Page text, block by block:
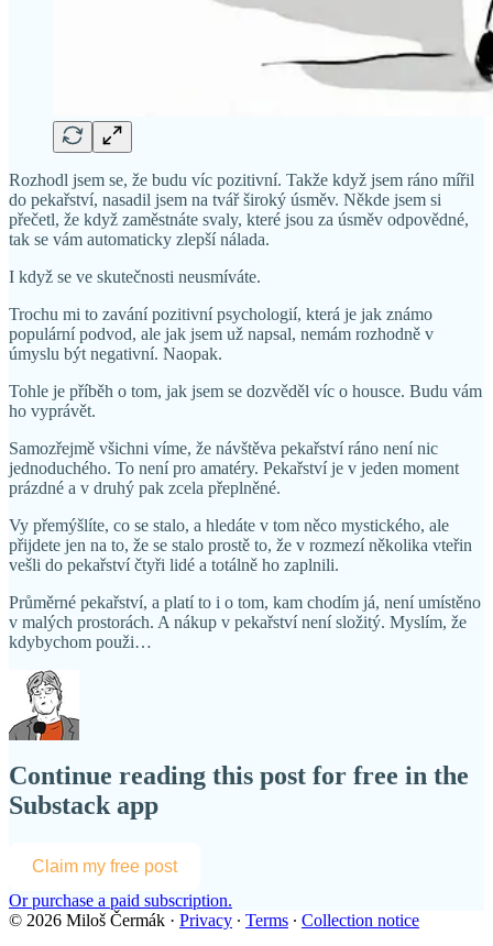
Rozhodl jsem se, že budu víc pozitivní. Takže když jsem ráno mířil
do pekařství, nasadil jsem na tvář široký úsměv. Někde jsem si
přečetl, že když zaměstnáte svaly, které jsou za úsměv odpovědné,
tak se vám automaticky zlepší nálada.
I když se ve skutečnosti neusmíváte.
Trochu mi to zavání pozitivní psychologií, která je jak známo
populární podvod, ale jak jsem už napsal, nemám rozhodně v
úmyslu být negativní. Naopak.
Tohle je příběh o tom, jak jsem se dozvěděl víc o housce. Budu vám
ho vyprávět.
Samozřejmě všichni víme, že návštěva pekařství ráno není nic
jednoduchého. To není pro amatéry. Pekařství je v jeden moment
prázdné a v druhý pak zcela přeplněné.
Vy přemýšlíte, co se stalo, a hledáte v tom něco mystického, ale
přijdete jen na to, že se stalo prostě to, že v rozmezí několika vteřin
vešli do pekařství čtyři lidé a totálně ho zaplnili.
Průměrné pekařství, a platí to i o tom, kam chodím já, není umístěno
v malých prostorách. A nákup v pekařství není složitý. Myslím, že
kdybychom použi…
Continue reading this post for free in the
Substack app
Claim my free post
Or purchase a paid subscription.
© 2026 Miloš Čermák · Privacy ∙ Terms ∙ Collection notice